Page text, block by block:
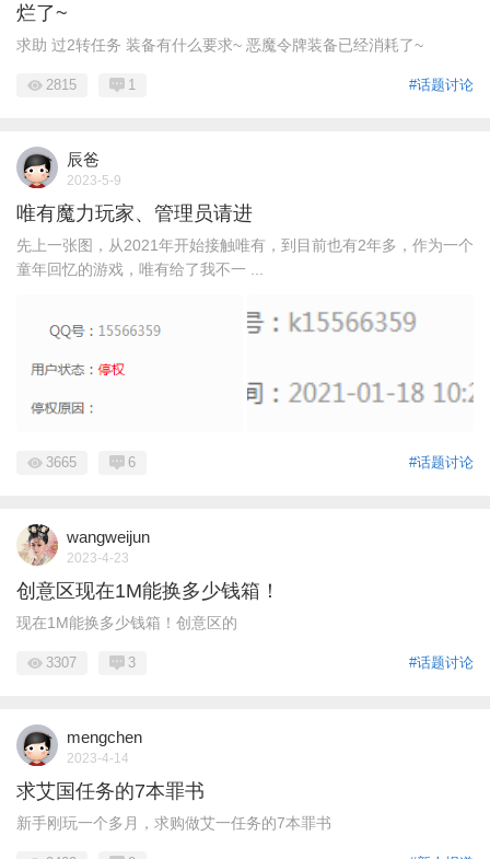
烂了~
求助 过2转任务 装备有什么要求~ 恶魔令牌装备已经消耗了~
#话题讨论
2815 1
辰爸
2023-5-9
唯有魔力玩家、管理员请进
先上一张图，从2021年开始接触唯有，到目前也有2年多，作为一个
童年回忆的游戏，唯有给了我不一 ...
#话题讨论
3665 6
wangweijun
2023-4-23
创意区现在1M能换多少钱箱！
现在1M能换多少钱箱！创意区的
#话题讨论
3307 3
mengchen
2023-4-14
求艾国任务的7本罪书
新手刚玩一个多月，求购做艾一任务的7本罪书